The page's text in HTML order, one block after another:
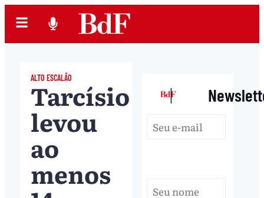
ALTO ESCALÃO
Tarcísio
levou
ao
menos
|